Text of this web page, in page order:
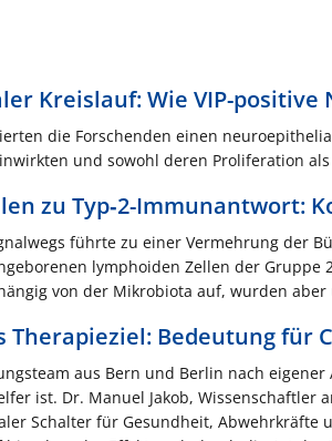
Kreislauf: Wie VIP-
die Forschenden einen
und sowohl deren Proliferation
zu Typ‑2-Immunantwort:
führte zu einer Vermehrung der
lymphoiden Zellen der Gruppe
von der Mikrobiota auf, wurden
Therapieziel: Bedeutung für
aus Bern und Berlin nach
ist. Dr. Manuel Jakob,
Schalter für Gesundheit, Abwehrkräfte